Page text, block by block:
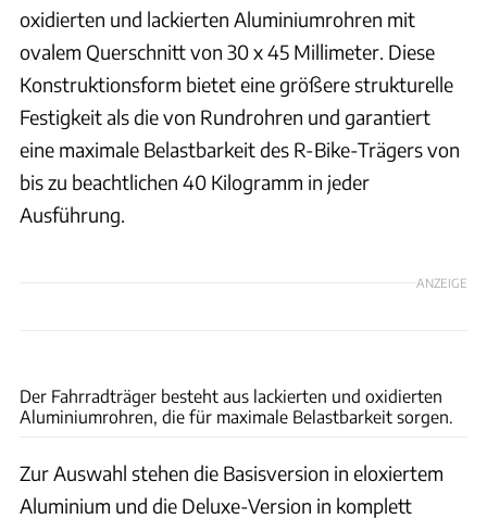
oxidierten und lackierten Aluminiumrohren mit
ovalem Querschnitt von 30 x 45 Millimeter. Diese
Konstruktionsform bietet eine größere strukturelle
Festigkeit als die von Rundrohren und garantiert
eine maximale Belastbarkeit des R-Bike-Trägers von
bis zu beachtlichen 40 Kilogramm in jeder
Ausführung.
ANZEIGE
Der Fahrradträger besteht aus lackierten und oxidierten
Aluminiumrohren, die für maximale Belastbarkeit sorgen.
Zur Auswahl stehen die Basisversion in eloxiertem
Aluminium und die Deluxe-Version in komplett